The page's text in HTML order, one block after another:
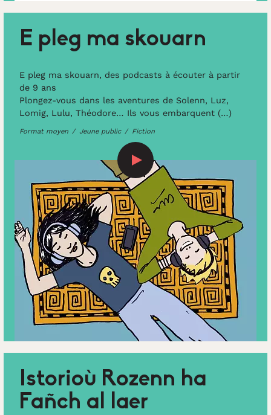
E pleg ma skouarn
E pleg ma skouarn, des podcasts à écouter à partir
de 9 ans
Plongez-vous dans les aventures de Solenn, Luz,
Lomig, Lulu, Théodore… Ils vous embarquent (…)
Format moyen Jeune public Fiction
Istorioù Rozenn ha
Fañch al laer